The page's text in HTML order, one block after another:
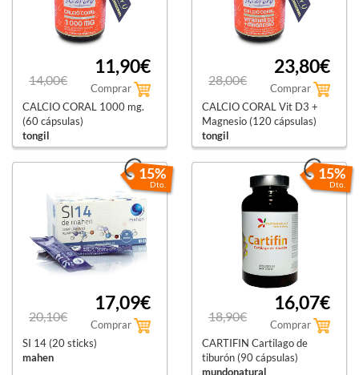
14,00€
11,90€
Comprar
CALCIO CORAL 1000 mg.
(60 cápsulas)
tongil
28,00€
23,80€
Comprar
CALCIO CORAL Vit D3 +
Magnesio (120 cápsulas)
tongil
15%
Dto.
20,10€
17,09€
Comprar
SI 14 (20 sticks)
mahen
15%
Dto.
18,90€
16,07€
Comprar
CARTIFIN Cartilago de
tiburón (90 cápsulas)
mundonatural